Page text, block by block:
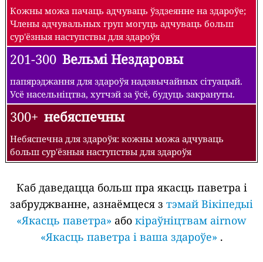
Кожны можа пачаць адчуваць ўздзеянне на здароўе;
Члены адчувальных груп могуць адчуваць больш
сур'ёзныя наступствы для здароўя
201-300 Вельмі Нездаровы
папярэджання для здароўя надзвычайных сітуацый.
Усё насельніцтва, хутчэй за ўсё, будуць закрануты.
300+ небяспечны
Небяспечна для здароўя: кожны можа адчуваць
больш сур'ёзныя наступствы для здароўя
Каб даведацца больш пра якасць паветра і
забруджванне, азнаёмцеся з тэмай Вікіпедыі
«Якасць паветра» або кіраўніцтвам airnow
«Якасць паветра і ваша здароўе» .